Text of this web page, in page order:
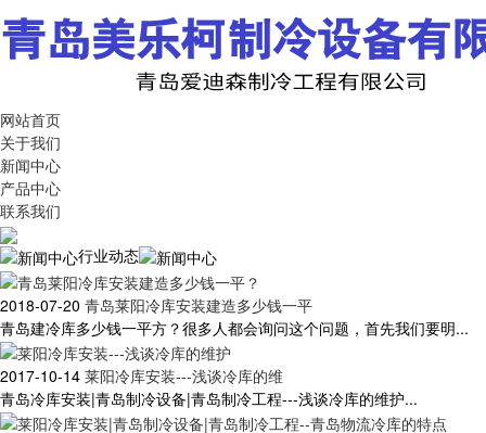
网站首页
关于我们
新闻中心
产品中心
联系我们
行业动态
2018-07-20 青岛莱阳冷库安装建造多少钱一平
青岛建冷库多少钱一平方？很多人都会询问这个问题，首先我们要明...
2017-10-14 莱阳冷库安装---浅谈冷库的维
青岛冷库安装|青岛制冷设备|青岛制冷工程---浅谈冷库的维护...